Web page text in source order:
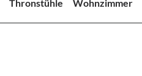
Thronstühle Wohnzimmer